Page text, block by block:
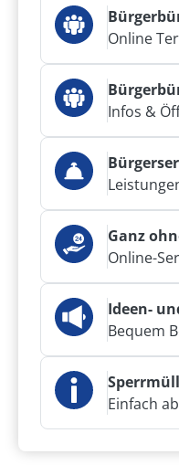
Online
Infos &
Ganz
Online-
Ideen-
Bequem
Einfach